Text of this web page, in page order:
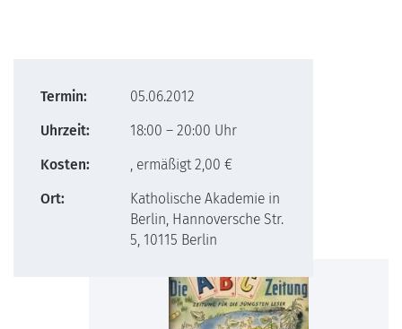
Termin:
05.06.2012
Uhrzeit:
18:00 – 20:00 Uhr
Kosten:
, ermäßigt 2,00 €
Ort:
Katholische Akademie in
Berlin, Hannoversche Str.
5, 10115 Berlin